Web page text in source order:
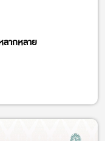
ากหลาย